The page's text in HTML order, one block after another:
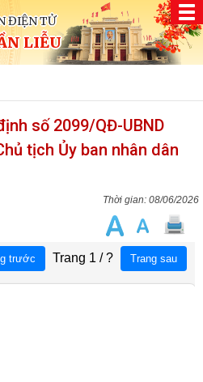
ĐIỆN TỬ
LIỄU
số 2099/QĐ-UBND
tịch Ủy ban nhân dân
08/06/2026